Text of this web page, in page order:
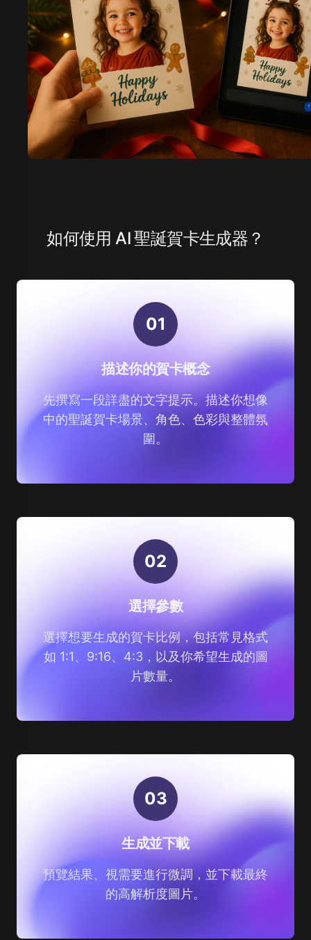
如何使用 AI 聖誕賀卡生成器？
01
描述你的賀卡概念
先撰寫一段詳盡的文字提示。描述你想像
中的聖誕賀卡場景、角色、色彩與整體氛
圍。
02
選擇參數
選擇想要生成的賀卡比例，包括常見格式
如 1:1、9:16、4:3，以及你希望生成的圖
片數量。
03
生成並下載
預覽結果、視需要進行微調，並下載最終
的高解析度圖片。